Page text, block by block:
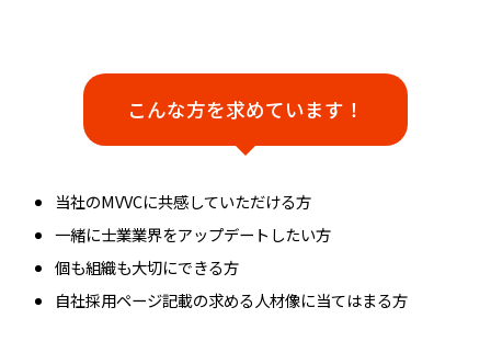
こんな方を求めています！​
当社のMVVCに共感していただける方
一緒に士業業界をアップデートしたい方
個も組織も大切にできる方
自社採用ページ記載の求める人材像に当てはまる方